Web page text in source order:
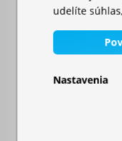
udelíte
Nastavenia